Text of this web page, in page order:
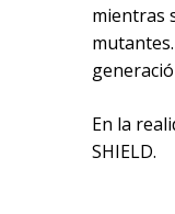
mientras
En la
SHIELD.